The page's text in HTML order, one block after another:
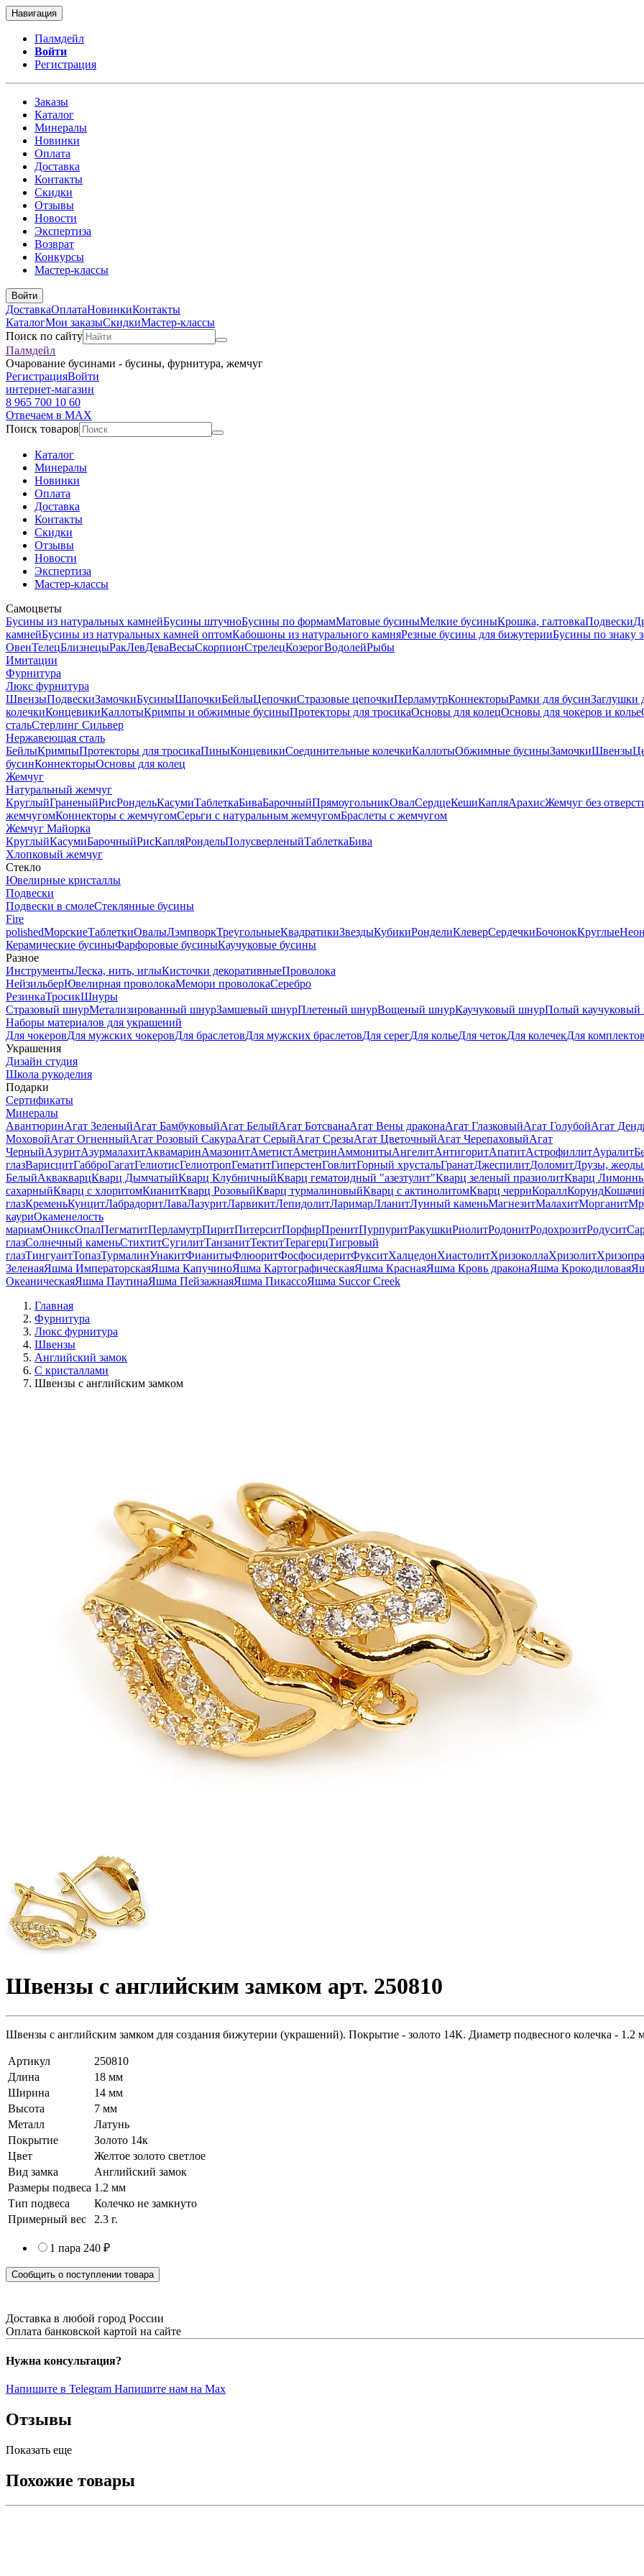
Навигация
Палмдейл
Войти
Регистрация
Заказы
Каталог
Минералы
Новинки
Оплата
Доставка
Контакты
Скидки
Отзывы
Новости
Экспертиза
Возврат
Конкурсы
Мастер-классы
Войти
ДоставкаОплатаНовинкиКонтакты
КаталогМои заказыСкидкиМастер-классы
Поиск по сайту
Палмдейл
Очарование бусинами - бусины, фурнитура, жемчуг
РегистрацияВойти
интернет-магазин
8 965 700 10 60
Отвечаем в MAX
Поиск товаров
Каталог
Минералы
Новинки
Оплата
Доставка
Контакты
Скидки
Отзывы
Новости
Экспертиза
Мастер-классы
Самоцветы
Бусины из натуральных камнейБусины штучноБусины по формамМатовые бусиныМелкие бусиныКрошка, галтовкаПодвески
камнейБусины из натуральных камней оптомКабошоны из натурального камняРезные бусины для бижутерииБусины по знаку
ОвенТелецБлизнецыРакЛевДеваВесыСкорпионСтрелецКозерогВодолейРыбы
Имитации
Фурнитура
Люкс фурнитура
ШвензыПодвескиЗамочкиБусиныШапочкиБейлыЦепочкиСтразовые цепочкиПерламутрКоннекторыРамки для бусинЗаглушки
колечкиКонцевикиКаллотыКримпы и обжимные бусиныПротекторы для тросикаОсновы для колецОсновы для чокеров и колье
стальСтерлинг Сильвер
Нержавеющая сталь
БейлыКримпыПротекторы для тросикаПиныКонцевикиСоединительные колечкиКаллотыОбжимные бусиныЗамочкиШвензы
бусинКоннекторыОсновы для колец
Жемчуг
Натуральный жемчуг
КруглыйГраненыйРисРондельКасумиТаблеткаБиваБарочныйПрямоугольникОвалСердцеКешиКапляАрахисЖемчуг без
жемчугомКоннекторы с жемчугомСерьги с натуральным жемчугомБраслеты с жемчугом
Жемчуг Майорка
КруглыйКасумиБарочныйРисКапляРондельПолусверленыйТаблеткаБива
Хлопковый жемчуг
Стекло
Ювелирные кристаллы
Подвески
Подвески в смолеСтеклянные бусины
Fire
polishedМорскиеТаблеткиОвалыЛэмпворкТреугольныеКвадратикиЗвездыКубикиРонделиКлеверСердечкиБочонокКруглые
Керамические бусиныФарфоровые бусиныКаучуковые бусины
Разное
ИнструментыЛеска, нить, иглыКисточки декоративныеПроволока
НейзильберЮвелирная проволокаМемори проволокаСеребро
РезинкаТросикШнуры
Стразовый шнурМетализированный шнурЗамшевый шнурПлетеный шнурВощеный шнурКаучуковый шнурПолый
Наборы материалов для украшений
Для чокеровДля мужских чокеровДля браслетовДля мужских браслетовДля серегДля кольеДля четокДля колечекДля
Украшения
Дизайн студия
Школа рукоделия
Подарки
Сертификаты
Минералы
АвантюринАгат ЗеленыйАгат БамбуковыйАгат БелыйАгат БотсванаАгат Вены драконаАгат ГлазковыйАгат ГолубойАгат
МоховойАгат ОгненныйАгат Розовый СакураАгат СерыйАгат СрезыАгат ЦветочныйАгат ЧерепаховыйАгат
ЧерныйАзуритАзурмалахитАквамаринАмазонитАметистАметринАммонитыАнгелитАнтигоритАпатитАстрофиллитАуралит
глазВарисцитГабброГагатГелиотисГелиотропГематитГиперстенГовлитГорный хрустальГранатДжеспилитДоломитДрузы, жеоды
БелыйАквакварцКварц ДымчатыйКварц КлубничныйКварц гематоидный "азезтулит"Кварц зеленый празиолитКварц
сахарныйКварц с хлоритомКианитКварц РозовыйКварц турмалиновыйКварц с актинолитомКварц черриКораллКорунд
глазКременьКунцитЛабрадоритЛаваЛазуритЛарвикитЛепидолитЛаримарЛланитЛунный каменьМагнезитМалахитМорганит
кауриОкаменелость
мариамОниксОпалПегматитПерламутрПиритПитерситПорфирПренитПурпуритРакушкиРиолитРодонитРодохрозитРодусит
глазСолнечный каменьСтихтитСугилитТанзанитТектитТерагерцТигровый
глазТингуаитТопазТурмалинУнакитФианитыФлюоритФосфосидеритФукситХалцедонХиастолитХризоколлаХризолит
ЗеленаяЯшма ИмператорскаяЯшма КапучиноЯшма КартографическаяЯшма КраснаяЯшма Кровь драконаЯшма Крокодиловая
ОкеаническаяЯшма ПаутинаЯшма ПейзажнаяЯшма ПикассоЯшма Succor Creek
Главная
Фурнитура
Люкс фурнитура
Швензы
Английский замок
С кристаллами
Швензы c английcким замкoм
Швензы c английcким замкoм арт. 250810
Швензы с английским замком для создания бижутерии (украшений). Покрытие - золото 14К. Диаметр подвесного колечка - 1.2
Артикул
250810
Длина
18 мм
Ширина
14 мм
Высота
7 мм
Металл
Латунь
Покрытие
Золото 14к
Цвет
Желтое золото светлое
Вид замка
Английский замок
Размеры подвеса 1.2 мм
Тип подвеса
Колечко не замкнуто
Примерный вес
2.3 г.
1 пара 240 ₽
Сообщить о поступлении товара
Доставка в любой город России
Оплата банковской картой на сайте
Нужна консультация?
Напишите в Telegram Напишите нам на Max
Отзывы
Показать еще
Похожие товары